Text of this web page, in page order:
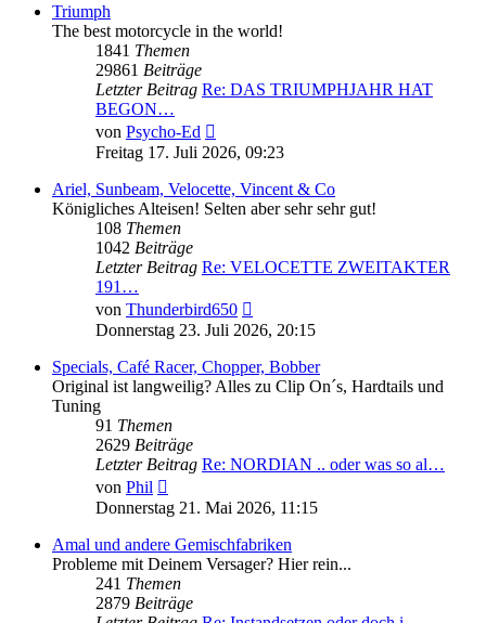
Triumph
The best motorcycle in the world!
1841 Themen
29861 Beiträge
Letzter Beitrag Re: DAS TRIUMPHJAHR HAT
BEGON…
von Psycho-Ed
Beitrag
Freitag 17. Juli 2026, 09:23
Ariel, Sunbeam, Velocette, Vincent & Co
Königliches Alteisen! Selten aber sehr sehr gut!
108 Themen
1042 Beiträge
Letzter Beitrag Re: VELOCETTE ZWEITAKTER
191…
von Thunderbird650
Beitrag
Donnerstag 23. Juli 2026, 20:15
Specials, Café Racer, Chopper, Bobber
Original ist langweilig? Alles zu Clip On´s, Hardtails und
Tuning
91 Themen
2629 Beiträge
Letzter Beitrag Re: NORDIAN .. oder was so al…
von Phil
Beitrag
Donnerstag 21. Mai 2026, 11:15
Amal und andere Gemischfabriken
Probleme mit Deinem Versager? Hier rein...
241 Themen
2879 Beiträge